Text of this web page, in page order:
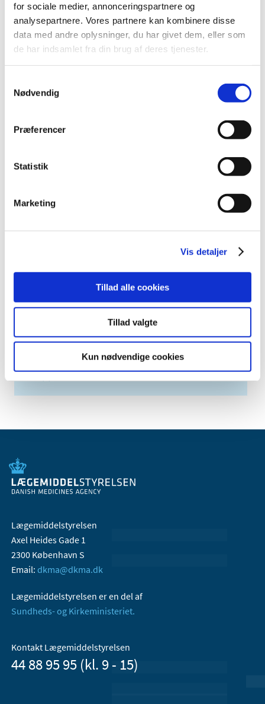
for sociale medier, annonceringspartnere og
analysepartnere. Vores partnere kan kombinere disse
data med andre oplysninger, du har givet dem, eller som
de har indsamlet fra din brug af deres tjenester.
Nødvendig
Præferencer
Statistik
Marketing
Vis detaljer
Tillad alle cookies
Tillad valgte
Kun nødvendige cookies
2016 (167)
2015 (33)
oktober (1)
juli (2)
maj (2)
februar (6)
2009 (14)
2007 (3)
Lægemiddelstyrelsen
Axel Heides Gade 1
2300 København S
Email: dkma@dkma.dk
Lægemiddelstyrelsen er en del af
Sundheds- og Kirkeministeriet.
Kontakt Lægemiddelstyrelsen
44 88 95 95 (kl. 9 - 15)